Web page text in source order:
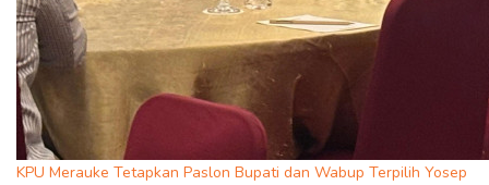
KPU Merauke Tetapkan Paslon Bupati dan Wabup Terpilih Yosep